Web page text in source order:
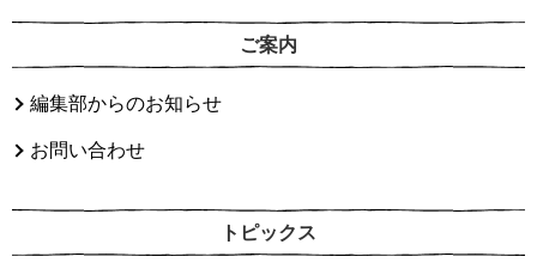
ご案内
編集部からのお知らせ
お問い合わせ
トピックス